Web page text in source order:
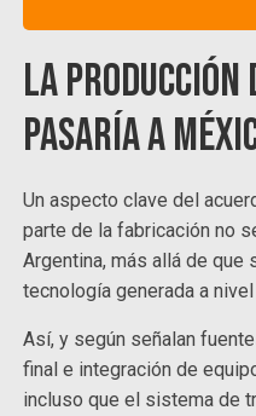
La producción
pasaría a
Un aspecto clave del
parte de la fabricación no
Argentina, más allá de que
tecnología generada a
Así, y según señalan
final e integración de
incluso que el sistema de